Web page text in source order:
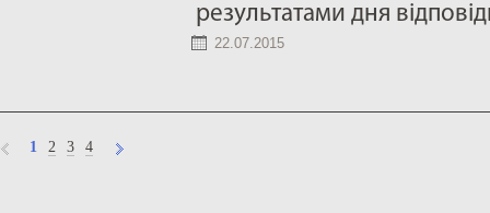
результатами дня
22.07.2015
1 2 3 4